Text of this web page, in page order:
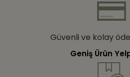
Güvenli ve kolay
Geniş Ürün